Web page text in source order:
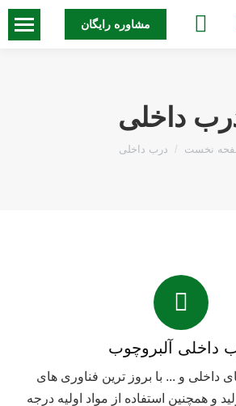
مشاوره رایگان
داخلی
شما:
نخست درب داخلی
داخلی آلبروچوب
داخلی و ... با بروز ترین فناوری های
و همچنین استفاده از مواد اولیه درجه